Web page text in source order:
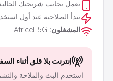
تعمل بجانب شريحتك
تبدأ الصلاحية عند أول
المشغلون:
Africell 5G
إنترنت بلا قلق أثناء
استخدم البث والملاحة